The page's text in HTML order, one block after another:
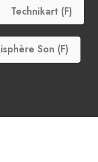
Technikart (F)
Son (F)